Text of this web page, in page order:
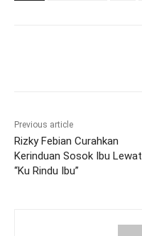
Previous article
Rizky Febian Curahkan
Kerinduan Sosok Ibu Lewat
“Ku Rindu Ibu”